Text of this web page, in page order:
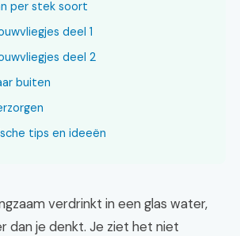
per stek soort
deel 1
deel 2
buiten
tips en ideeën
verdrinkt in een glas water,
dan je denkt. Je ziet het niet